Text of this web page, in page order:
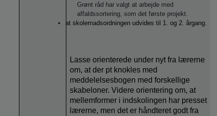
Grønt råd har valgt at arbejde med
affaldssortering, som det første projekt.
at skolemadsordningen udvides til 1. og 2. årgang.
Lasse orienterede under nyt fra lærerne
om, at der pt knokles med
meddelelsesbogen med forskellige
skabeloner. Videre orientering om, at
mellemformer i indskolingen har presset
lærerne, men det er håndteret godt fra